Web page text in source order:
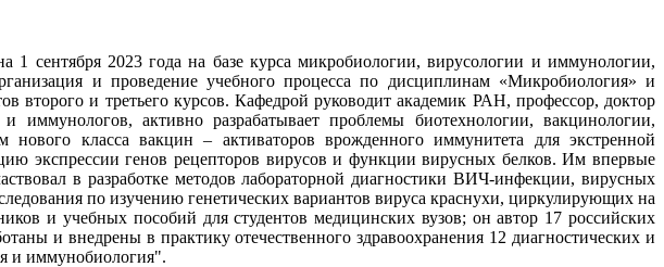
сентября 2023 года на базе курса микробиологии, вирусологии и иммунологии,
и проведение учебного процесса по дисциплинам «Микробиология» и
второго и третьего курсов. Кафедрой руководит академик РАН, профессор, доктор
активно разрабатывает проблемы биотехнологии, вакцинологии,
нового класса вакцин – активаторов врожденного иммунитета для экстренной
экспрессии генов рецепторов вирусов и функции вирусных белков. Им впервые
в разработке методов лабораторной диагностики ВИЧ-инфекции, вирусных
по изучению генетических вариантов вируса краснухи, циркулирующих на
и учебных пособий для студентов медицинских вузов; он автор 17 российских
и внедрены в практику отечественного здравоохранения 12 диагностических и
и иммунобиология".